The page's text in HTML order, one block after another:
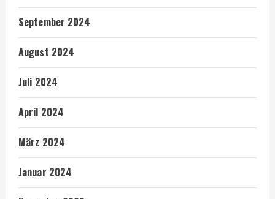
September 2024
August 2024
Juli 2024
April 2024
März 2024
Januar 2024